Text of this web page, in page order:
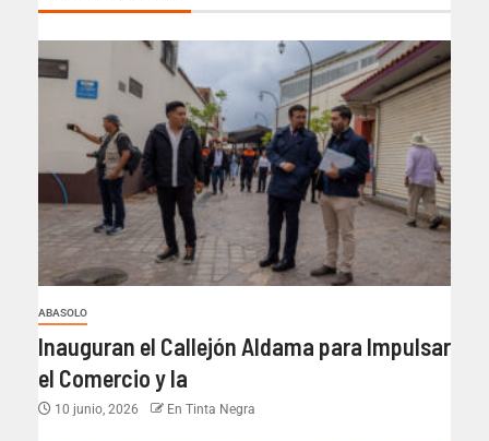
ABASOLO
Inauguran el Callejón Aldama para Impulsar
el Comercio y la
10 junio, 2026 En Tinta Negra